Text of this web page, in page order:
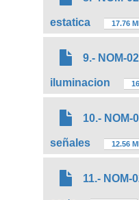
estatica 17.76
9.- NOM-
iluminacion
10.- NOM-
señales 12.56
11.- NOM-